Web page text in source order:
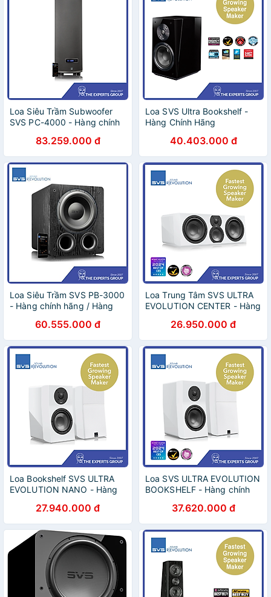
Loa Siêu Trầm Subwoofer
SVS PC-4000 - Hàng chính
83.259.000 đ
Loa SVS Ultra Bookshelf -
Hàng Chính Hãng
40.403.000 đ
Loa Siêu Trầm SVS PB-3000
- Hàng chính hãng / Hàng
60.555.000 đ
Loa Trung Tâm SVS ULTRA
EVOLUTION CENTER - Hàng
26.950.000 đ
Loa Bookshelf SVS ULTRA
EVOLUTION NANO - Hàng
27.940.000 đ
Loa SVS ULTRA EVOLUTION
BOOKSHELF - Hàng chính
37.620.000 đ